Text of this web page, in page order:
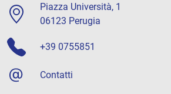
Piazza Università, 1
06123 Perugia
+39 0755851
Contatti